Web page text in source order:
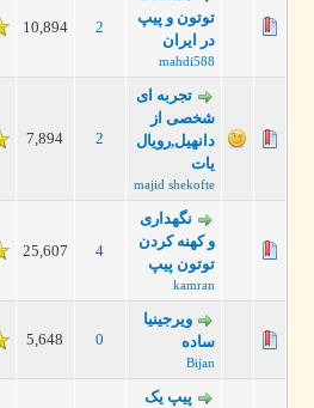
توتون و پیپ
در ایران
mahdi588
2
10,894
تجربه ای
شخصی از
دانهیل,رویال
majid shekofte
2
7,894
نگهداری
و کهنه کردن
توتون پیپ
kamran
4
25,607
ویرجینیا
5,648
پیپ یک